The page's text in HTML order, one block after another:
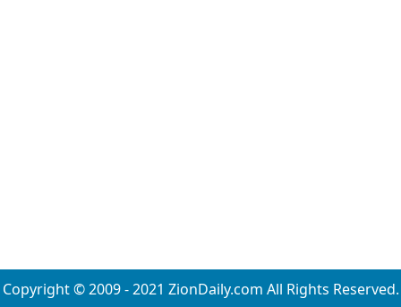
Copyright © 2009 - 2021 ZionDaily.com All Rights Reserved.